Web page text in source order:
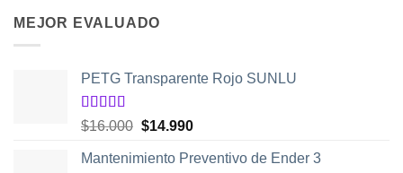
hasta
$39.950
MEJOR EVALUADO
PETG Transparente Rojo SUNLU
Valorado
de
5
$16.000 El
original
$14.990El
actual
Mantenimiento Preventivo de Ender 3